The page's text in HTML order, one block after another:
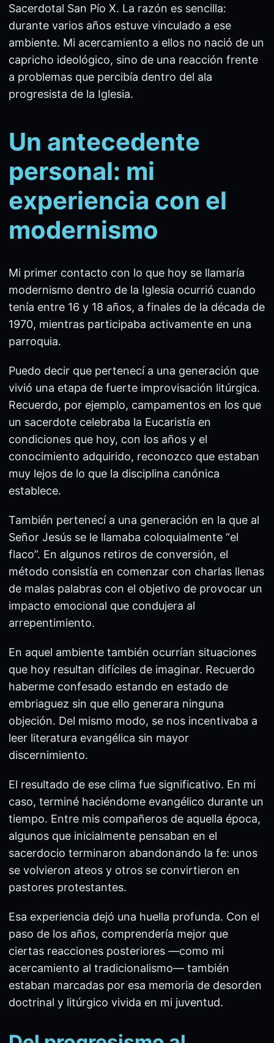
Sacerdotal San Pío X. La razón es sencilla:
durante varios años estuve vinculado a ese
ambiente. Mi acercamiento a ellos no nació de un
capricho ideológico, sino de una reacción frente
a problemas que percibía dentro del ala
progresista de la Iglesia.
Un antecedente
personal: mi
experiencia con el
modernismo
Mi primer contacto con lo que hoy se llamaría
modernismo dentro de la Iglesia ocurrió cuando
tenía entre 16 y 18 años, a finales de la década de
1970, mientras participaba activamente en una
parroquia.
Puedo decir que pertenecí a una generación que
vivió una etapa de fuerte improvisación litúrgica.
Recuerdo, por ejemplo, campamentos en los que
un sacerdote celebraba la Eucaristía en
condiciones que hoy, con los años y el
conocimiento adquirido, reconozco que estaban
muy lejos de lo que la disciplina canónica
establece.
También pertenecí a una generación en la que al
Señor Jesús se le llamaba coloquialmente “el
flaco”. En algunos retiros de conversión, el
método consistía en comenzar con charlas llenas
de malas palabras con el objetivo de provocar un
impacto emocional que condujera al
arrepentimiento.
En aquel ambiente también ocurrían situaciones
que hoy resultan difíciles de imaginar. Recuerdo
haberme confesado estando en estado de
embriaguez sin que ello generara ninguna
objeción. Del mismo modo, se nos incentivaba a
leer literatura evangélica sin mayor
discernimiento.
El resultado de ese clima fue significativo. En mi
caso, terminé haciéndome evangélico durante un
tiempo. Entre mis compañeros de aquella época,
algunos que inicialmente pensaban en el
sacerdocio terminaron abandonando la fe: unos
se volvieron ateos y otros se convirtieron en
pastores protestantes.
Esa experiencia dejó una huella profunda. Con el
paso de los años, comprendería mejor que
ciertas reacciones posteriores —como mi
acercamiento al tradicionalismo— también
estaban marcadas por esa memoria de desorden
doctrinal y litúrgico vivida en mi juventud.